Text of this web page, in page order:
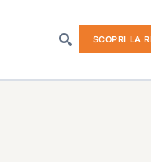
SCOPRI LA